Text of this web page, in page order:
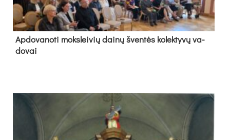
Ap­do­va­no­ti moks­lei­vių dai­nų šven­tės ko­lek­ty­vų va­
do­vai